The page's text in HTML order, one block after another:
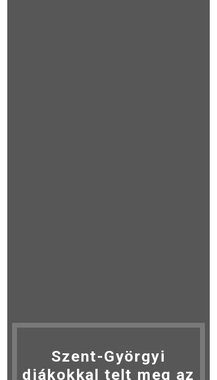
Szent-Györgyi
diákokkal telt meg az